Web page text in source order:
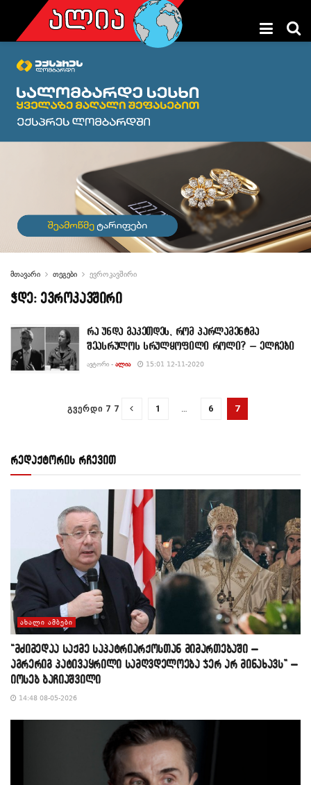
მთავარი თეგები ევროკავშირი
ჭდე: ევროკავშირი
რა უნდა გაკეთდეს, რომ პარლამენტმა
შეასრულოს სრულყოფილი როლი? – ელჩები
ᲐᲕᲢᲝᲠᲘ - ᲐᲚᲘᲐ 15:01 12-11-2020
ᲒᲕᲔᲠᲓᲘ 7 7 1 … 6 7
რედაქტორის რჩევით
ᲐᲮᲐᲚᲘ ᲐᲛᲑᲔᲑᲘ
“მძიმედაა საქმე საპატრიარქოსთან მიმართებაში –
აგრერიგ პატივაყრილი სამღვდელოება ჯერ არ მინახავს” –
იოსებ ბაჩიაშვილი
14:48 08-05-2026